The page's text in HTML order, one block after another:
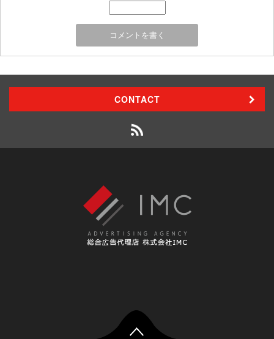
CONTACT